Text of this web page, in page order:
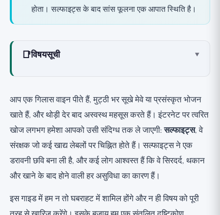
होता। सल्फाइट्स के बाद सांस फूलना एक आपात स्थिति है।
📑विषयसूची ▾
वास्तव में कौन प्रतिक्रिया करता है? सबसे महत्वपूर्ण
समूह अस्थमा के रोगी हैं
रेड वाइन के सिरदर्द के बारे में सच्चाई
ईमानदारी से सल्फाइट संवेदनशीलता की पहचान कैसे करें
प्रयोग के दौरान क्या हटाएँ: छिपे हुए स्रोतों सहित
यदि आप वास्तव में संवेदनशील हैं तो क्या करें
डॉक्टर से कब मिलें: एक महत्वपूर्ण स्वास्थ्य नोट
सारांश: सल्फाइट संवेदनशीलता के लिए ईमानदार
आप एक गिलास वाइन पीते हैं, मुट्ठी भर सूखे मेवे या प्रसंस्कृत भोजन
खाते हैं, और थोड़ी देर बाद अस्वस्थ महसूस करते हैं। इंटरनेट पर त्वरित
खोज लगभग हमेशा आपको उसी संदिग्ध तक ले जाएगी:सल्फाइट्स, वे
संरक्षक जो कई खाद्य लेबलों पर चिह्नित होते हैं। सल्फाइट्स ने एक
डरावनी छवि बना ली है, और कई लोग आश्वस्त हैं कि वे सिरदर्द, थकान
और खाने के बाद होने वाली हर असुविधा का कारण हैं।
इस गाइड में हम न तो घबराहट में शामिल होंगे और न ही विषय को पूरी